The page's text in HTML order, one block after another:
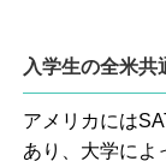
入学生の全米共
アメリカには
あり、大学によ